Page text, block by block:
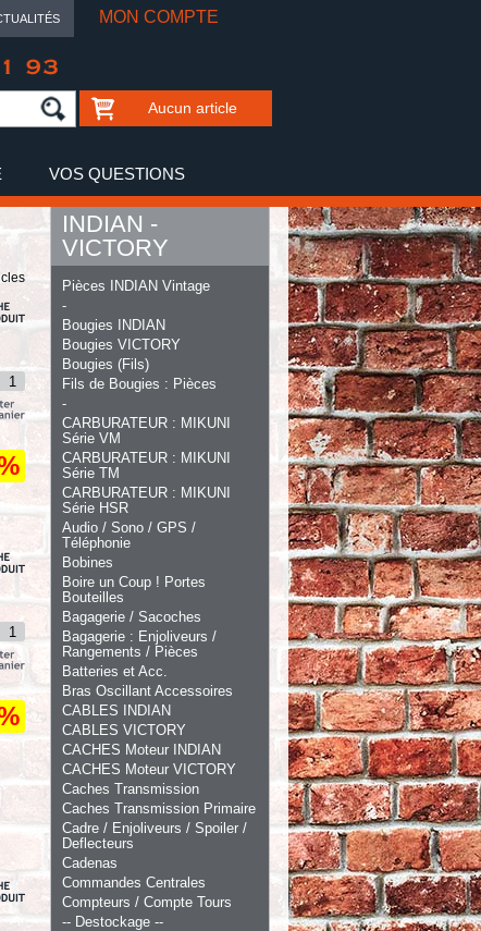
MON COMPTE
93
Aucun article
VOS QUESTIONS
INDIAN -
VICTORY
Pièces INDIAN Vintage
-
Bougies INDIAN
Bougies VICTORY
Bougies (Fils)
Fils de Bougies : Pièces
-
CARBURATEUR : MIKUNI
Série VM
CARBURATEUR : MIKUNI
Série TM
CARBURATEUR : MIKUNI
Série HSR
Audio / Sono / GPS /
Téléphonie
Bobines
Boire un Coup ! Portes
Bouteilles
Bagagerie / Sacoches
Bagagerie : Enjoliveurs /
Rangements / Pièces
Batteries et Acc.
Bras Oscillant Accessoires
CABLES INDIAN
CABLES VICTORY
CACHES Moteur INDIAN
CACHES Moteur VICTORY
Caches Transmission
Caches Transmission Primaire
Cadre / Enjoliveurs / Spoiler /
Deflecteurs
Cadenas
Commandes Centrales
Compteurs / Compte Tours
-- Destockage --